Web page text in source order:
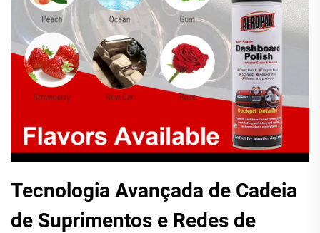
Tecnologia Avançada de Cadeia
de Suprimentos e Redes de